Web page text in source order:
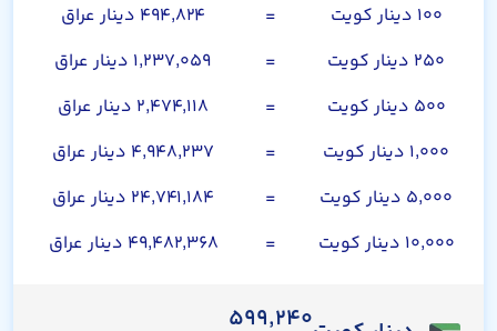
۱۰۰ دینار کویت
=
۴۹۴,۸۲۴ دینار عراق
۲۵۰ دینار کویت
=
۱,۲۳۷,۰۵۹ دینار عراق
۵۰۰ دینار کویت
=
۲,۴۷۴,۱۱۸ دینار عراق
۱,۰۰۰ دینار کویت
=
۴,۹۴۸,۲۳۷ دینار عراق
۵,۰۰۰ دینار کویت
=
۲۴,۷۴۱,۱۸۴ دینار عراق
۱۰,۰۰۰ دینار کویت
= ۴۹,۴۸۲,۳۶۸ دینار عراق
۵۹۹,۲۴۰